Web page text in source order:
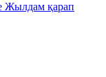
Жылдам қарап